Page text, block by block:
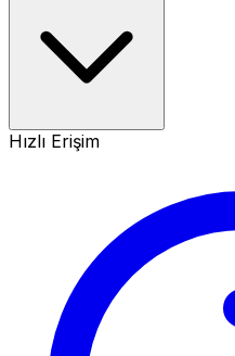
Hızlı Erişim